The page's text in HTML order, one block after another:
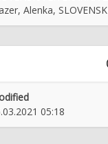
Alenka,
05:18